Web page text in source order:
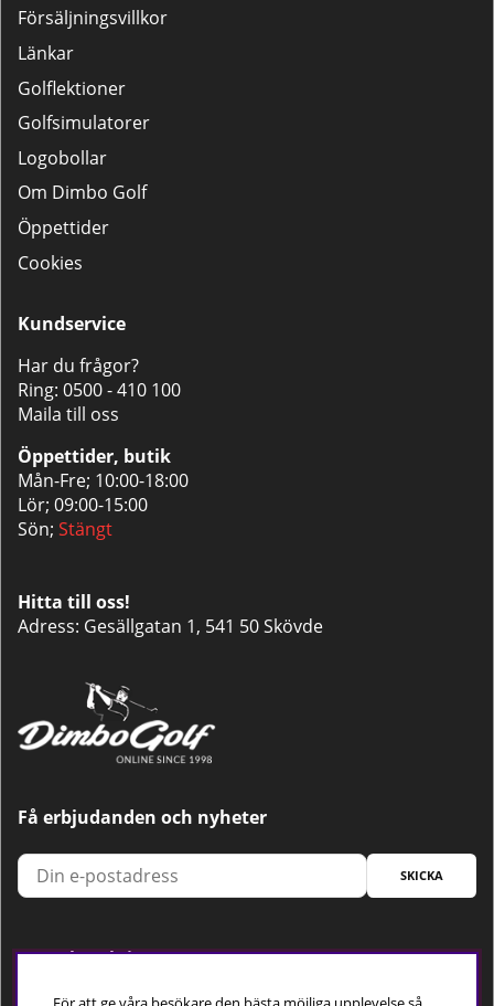
Försäljningsvillkor
Länkar
Golflektioner
Golfsimulatorer
Logobollar
Om Dimbo Golf
Öppettider
Cookies
Kundservice
Har du frågor?
Ring: 0500 - 410 100
Maila till oss
Öppettider, butik
Mån-Fre; 10:00-18:00
Lör; 09:00-15:00
Sön; Stängt
Hitta till oss!
Adress: Gesällgatan 1, 541 50 Skövde
Få erbjudanden och nyheter
SKICKA
Trygg betalning